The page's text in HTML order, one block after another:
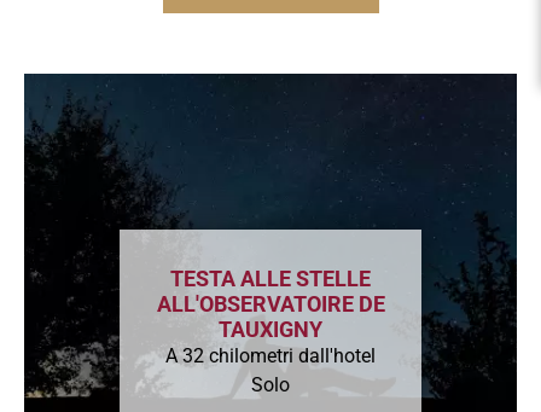
TESTA ALLE STELLE
ALL'OBSERVATOIRE DE
TAUXIGNY
A 32 chilometri dall'hotel
Solo